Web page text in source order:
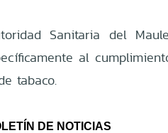
Sanitaria del
al
tabaco.
DE NOTICIAS